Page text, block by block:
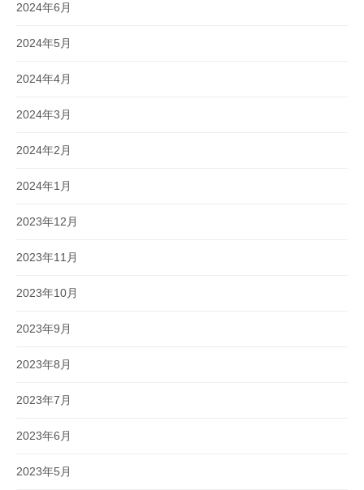
2024年6月
2024年5月
2024年4月
2024年3月
2024年2月
2024年1月
2023年12月
2023年11月
2023年10月
2023年9月
2023年8月
2023年7月
2023年6月
2023年5月